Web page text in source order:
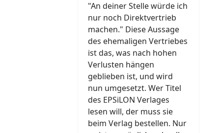
"An deiner Stelle würde ich
nur noch Direktvertrieb
machen." Diese Aussage
des ehemaligen Vertriebes
ist das, was nach hohen
Verlusten hängen
geblieben ist, und wird
nun umgesetzt. Wer Titel
des EPSiLON Verlages
lesen will, der muss sie
beim Verlag bestellen. Nur